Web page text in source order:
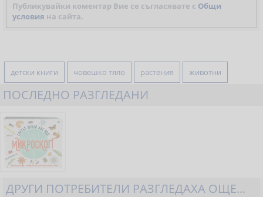
Публикувайки коментар Вие се съгласявате с Общи
условия на сайта.
детски книги човешко тяло растения животни
ПОСЛЕДНО РАЗГЛЕДАНИ
ДРУГИ ПОТРЕБИТЕЛИ РАЗГЛЕДАХА ОЩЕ...